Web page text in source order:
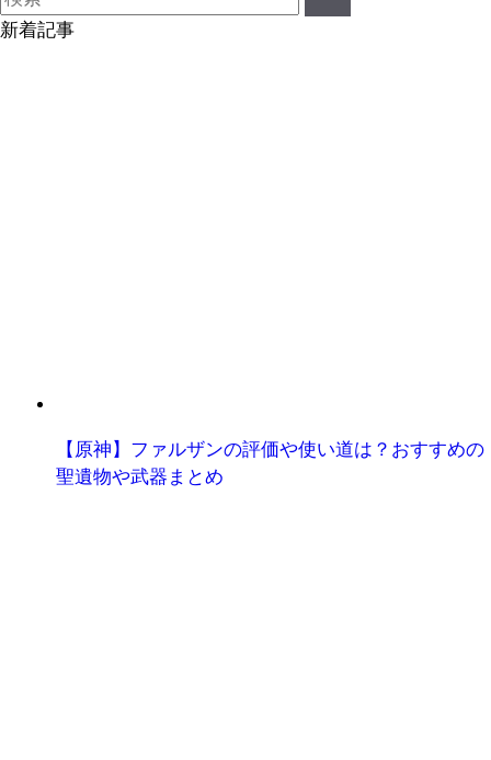
新着記事
【原神】ファルザンの評価や使い道は？おすすめの
聖遺物や武器まとめ